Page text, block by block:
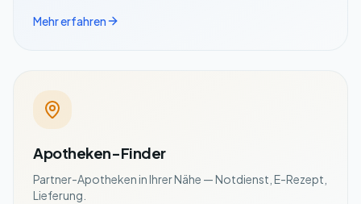
Mehr erfahren
Apotheken-Finder
Partner-Apotheken in Ihrer Nähe — Notdienst, E-Rezept,
Lieferung.